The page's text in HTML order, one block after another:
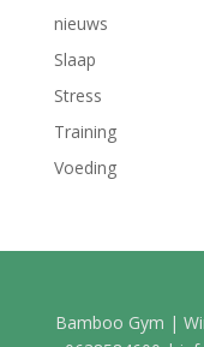
nieuws
Slaap
Stress
Training
Voeding
Bamboo Gym |